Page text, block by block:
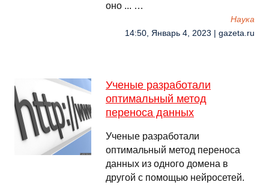
оно ... …
Наука
14:50, Январь 4, 2023 | gazeta.ru
Ученые разработали
оптимальный метод
переноса данных
Ученые разработали
оптимальный метод переноса
данных из одного домена в
другой с помощью нейросетей.